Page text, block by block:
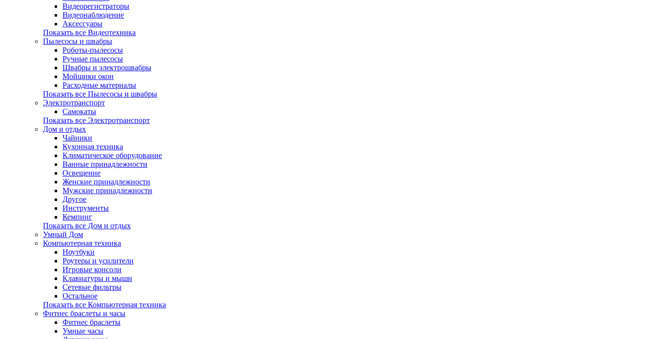
Видеорегистраторы
Видеонаблюдение
Аксессуары
Показать все Видеотехника
Пылесосы и швабры
Роботы-пылесосы
Ручные пылесосы
Швабры и электрошвабры
Мойщики окон
Расходные материалы
Показать все Пылесосы и швабры
Электротранспорт
Самокаты
Показать все Электротранспорт
Дом и отдых
Чайники
Кухонная техника
Климатическое оборудование
Ванные принадлежности
Освещение
Женские принадлежности
Мужские принадлежности
Другое
Инструменты
Кемпинг
Показать все Дом и отдых
Умный Дом
Компьютерная техника
Ноутбуки
Роутеры и усилители
Игровые консоли
Клавиатуры и мыши
Сетевые фильтры
Остальное
Показать все Компьютерная техника
Фитнес браслеты и часы
Фитнес браслеты
Умные часы